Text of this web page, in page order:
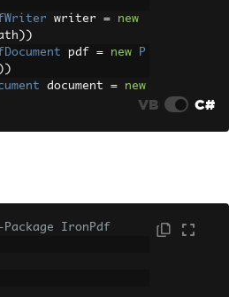
writer =
new
))
pdf = new
P
))
document =
new
text and an i
VB C#
IronPdf